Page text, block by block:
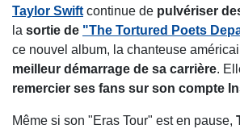
Taylor Swift continue de pulvériser
la sortie de "The Tortured Poets
ce nouvel album, la chanteuse
meilleur démarrage de sa carrière.
remercier ses fans sur son compte
Même si son "Eras Tour" est en pause,